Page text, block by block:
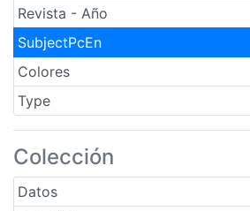
Revista - Año
SubjectPcEn
Colores
Type
Colección
Datos